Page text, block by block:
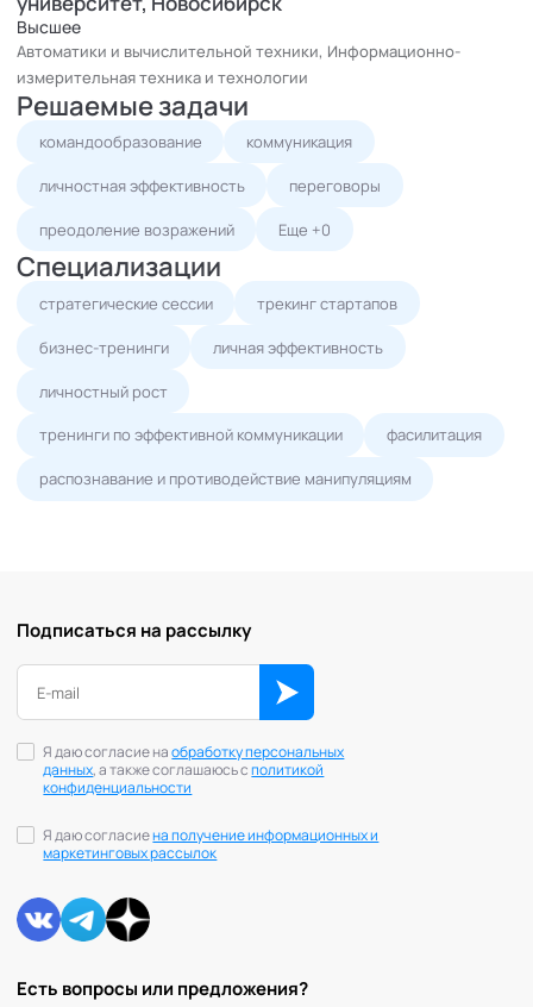
Высшее
Автоматики и вычислительной техники, Информационно-
измерительная техника и технологии
Решаемые задачи
командообразование коммуникация
личностная эффективность переговоры
преодоление возражений Еще +0
Специализации
стратегические сессии трекинг стартапов
бизнес-тренинги личная эффективность
личностный рост
тренинги по эффективной коммуникации фасилитация
распознавание и противодействие манипуляциям
Есть вопросы или предложения?
Подписаться на рассылку
Я даю согласие наобработку персональных
данных, а также соглашаюсь сполитикой
конфиденциальности
Я даю согласиена получение информационных и
маркетинговых рассылок